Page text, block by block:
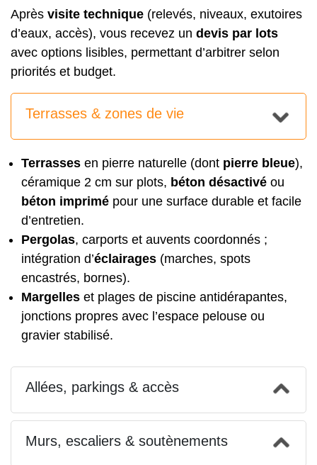
Après visite technique (relevés, niveaux, exutoires
d’eaux, accès), vous recevez un devis par lots
avec options lisibles, permettant d’arbitrer selon
priorités et budget.
Terrasses & zones de vie
Terrasses en pierre naturelle (dont pierre bleue),
céramique 2 cm sur plots, béton désactivé ou
béton imprimé pour une surface durable et facile
d’entretien.
Pergolas, carports et auvents coordonnés ;
intégration d’éclairages (marches, spots
encastrés, bornes).
Margelles et plages de piscine antidérapantes,
jonctions propres avec l’espace pelouse ou
gravier stabilisé.
Allées, parkings & accès
Murs, escaliers & soutènements